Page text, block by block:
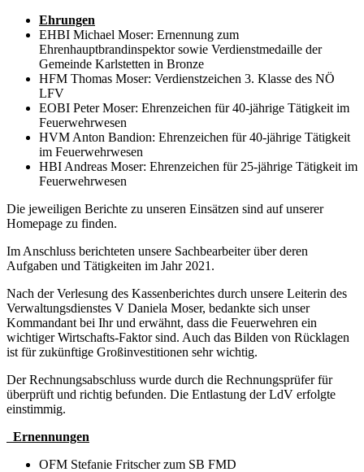
Ehrungen
EHBI Michael Moser: Ernennung zum
Ehrenhauptbrandinspektor sowie Verdienstmedaille der
Gemeinde Karlstetten in Bronze
HFM Thomas Moser: Verdienstzeichen 3. Klasse des NÖ
LFV
EOBI Peter Moser: Ehrenzeichen für 40-jährige Tätigkeit im
Feuerwehrwesen
HVM Anton Bandion: Ehrenzeichen für 40-jährige Tätigkeit
im Feuerwehrwesen
HBI Andreas Moser: Ehrenzeichen für 25-jährige Tätigkeit im
Feuerwehrwesen
Die jeweiligen Berichte zu unseren Einsätzen sind auf unserer
Homepage zu finden.
Im Anschluss berichteten unsere Sachbearbeiter über deren
Aufgaben und Tätigkeiten im Jahr 2021.
Nach der Verlesung des Kassenberichtes durch unsere Leiterin des
Verwaltungsdienstes V Daniela Moser, bedankte sich unser
Kommandant bei Ihr und erwähnt, dass die Feuerwehren ein
wichtiger Wirtschafts-Faktor sind. Auch das Bilden von Rücklagen
ist für zukünftige Großinvestitionen sehr wichtig.
Der Rechnungsabschluss wurde durch die Rechnungsprüfer für
überprüft und richtig befunden. Die Entlastung der LdV erfolgte
einstimmig.
Ernennungen
OFM Stefanie Fritscher zum SB FMD